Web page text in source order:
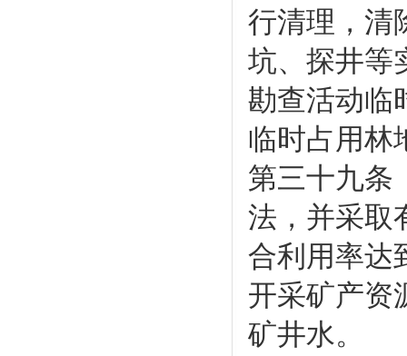
行清理，清
坑、探井等
勘查活动临
临时占用林
第三十九
法，并采取
合利用率达
开采矿产资
矿井水。